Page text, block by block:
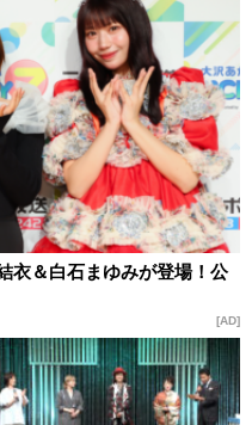
衣＆白石まゆみが登場！公
AD